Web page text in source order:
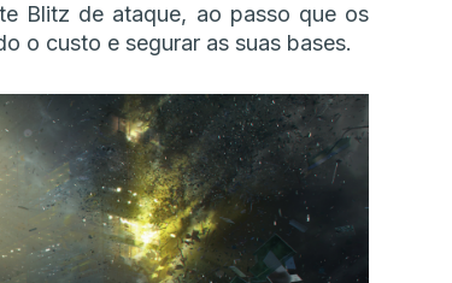
Blitz de ataque, ao passo que os
o custo e segurar as suas bases.